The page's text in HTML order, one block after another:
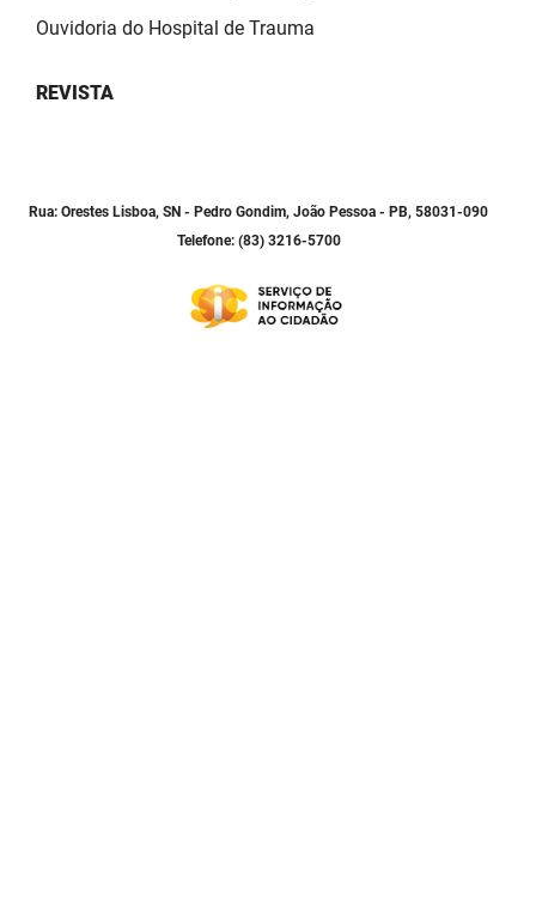
Ouvidoria do Hospital de Trauma
REVISTA
Rua: Orestes Lisboa, SN - Pedro Gondim, João Pessoa - PB, 58031-090
Telefone: (83) 3216-5700